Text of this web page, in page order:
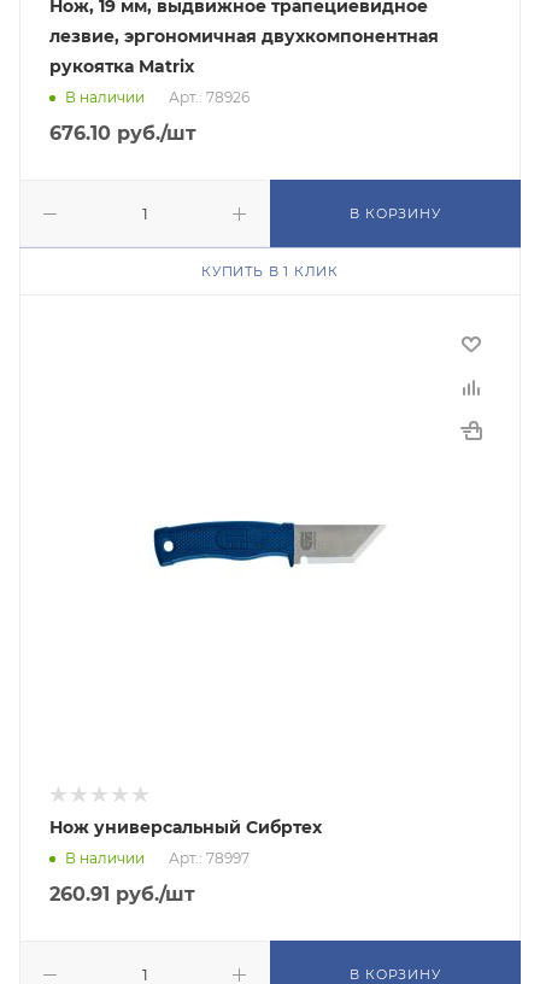
Нож, 19 мм, выдвижное трапециевидное
лезвие, эргономичная двухкомпонентная
рукоятка Matrix
В наличии Арт.: 78926
676.10 руб./шт
В КОРЗИНУ
КУПИТЬ В 1 КЛИК
Нож универсальный Сибртех
В наличии Арт.: 78997
260.91 руб./шт
В КОРЗИНУ